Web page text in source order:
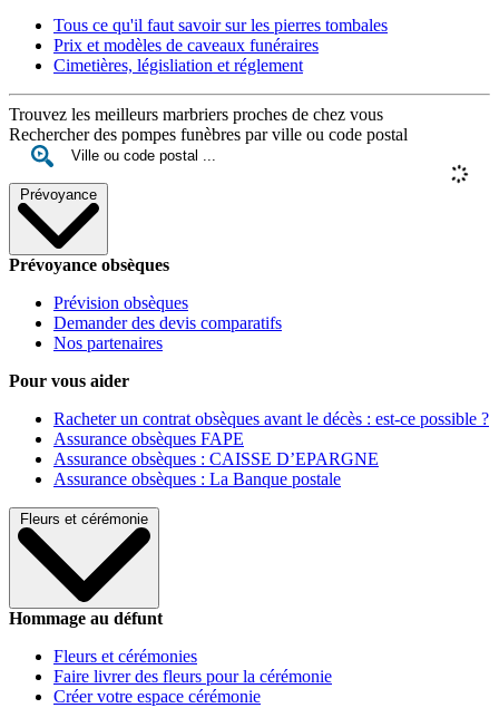
Tous ce qu'il faut savoir sur les pierres tombales
Prix et modèles de caveaux funéraires
Cimetières, législiation et réglement
Trouvez les meilleurs marbriers proches de chez vous
Rechercher des pompes funèbres par ville ou code postal
Prévoyance
Prévoyance obsèques
Prévision obsèques
Demander des devis comparatifs
Nos partenaires
Pour vous aider
Racheter un contrat obsèques avant le décès : est-ce possible ?
Assurance obsèques FAPE
Assurance obsèques : CAISSE D’EPARGNE
Assurance obsèques : La Banque postale
Fleurs et cérémonie
Hommage au défunt
Fleurs et cérémonies
Faire livrer des fleurs pour la cérémonie
Créer votre espace cérémonie